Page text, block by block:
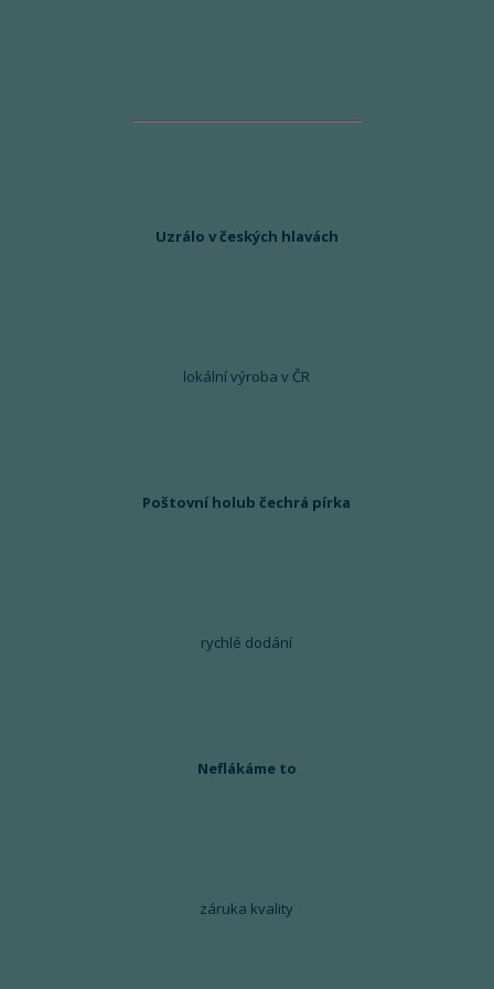
Uzrálo v českých hlavách
lokální výroba v ČR
Poštovní holub čechrá pírka
rychlé dodání
Neflákáme to
záruka kvality